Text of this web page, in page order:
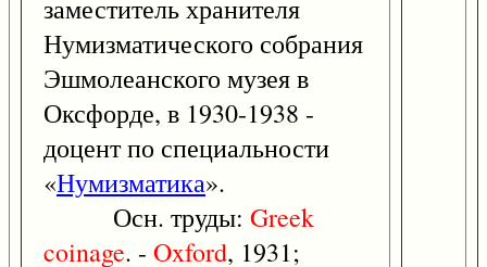
заместитель хранителя
Нумизматического собрания
Эшмолеанского музея в
Оксфорде, в 1930-1938 -
доцент по специальности
«Нумизматика».
Осн. труды: Greek
coinage. - Oxford, 1931;